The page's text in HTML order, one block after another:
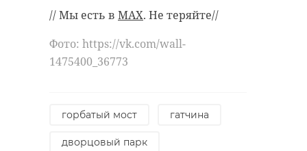
// Мы есть в MAX. Не теряйте//
Фото: https://vk.com/wall-
1475400_36773
горбатый мост гатчина
дворцовый парк